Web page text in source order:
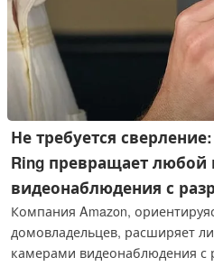
Не требуется
Ring превращает любой
видеонаблюдения с
Компания Amazon,
домовладельцев, расширяет
камерами видеонаблюдения